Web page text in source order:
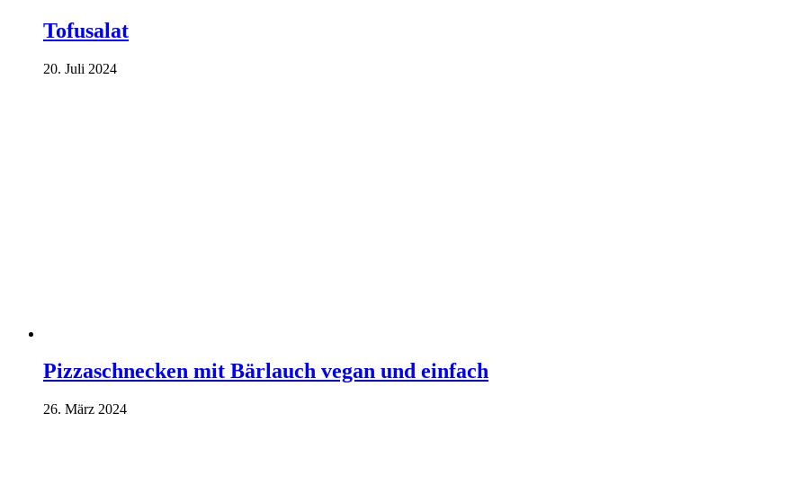
Tofusalat
20. Juli 2024
Pizzaschnecken mit Bärlauch vegan und einfach
26. März 2024